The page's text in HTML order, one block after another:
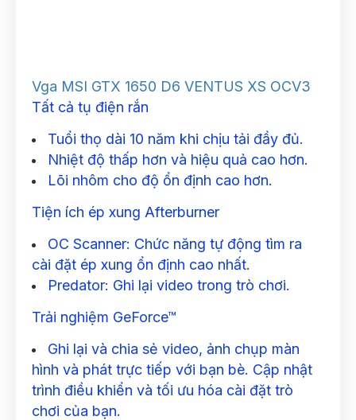
Vga MSI GTX 1650 D6 VENTUS XS OCV3
Tất cả tụ điện rắn
Tuổi thọ dài 10 năm khi chịu tải đầy đủ.
Nhiệt độ thấp hơn và hiệu quả cao hơn.
Lõi nhôm cho độ ổn định cao hơn.
Tiện ích ép xung Afterburner
OC Scanner: Chức năng tự động tìm ra
cài đặt ép xung ổn định cao nhất.
Predator: Ghi lại video trong trò chơi.
Trải nghiệm GeForce™
Ghi lại và chia sẻ video, ảnh chụp màn
hình và phát trực tiếp với bạn bè. Cập nhật
trình điều khiển và tối ưu hóa cài đặt trò
chơi của bạn.